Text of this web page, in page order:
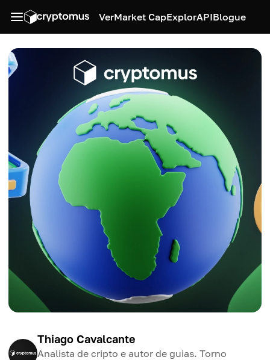
VerMarket CapExplorAPIBlogue
Thiago Cavalcante
Analista de cripto e autor de guias. Torno